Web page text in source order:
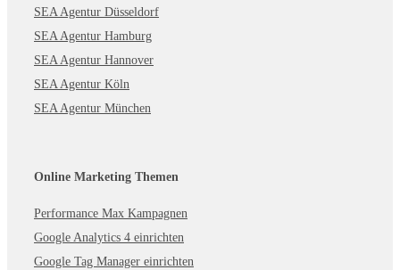
SEA Agentur Düsseldorf
SEA Agentur Hamburg
SEA Agentur Hannover
SEA Agentur Köln
SEA Agentur München
Online Marketing Themen
Performance Max Kampagnen
Google Analytics 4 einrichten
Google Tag Manager einrichten